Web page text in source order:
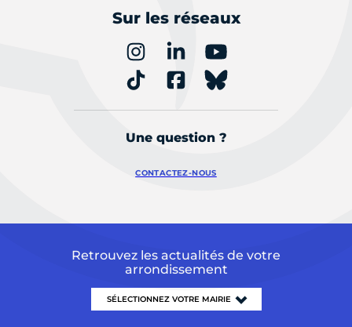
Sur les réseaux
Une question ?
CONTACTEZ-NOUS
Retrouvez les actualités de votre
arrondissement